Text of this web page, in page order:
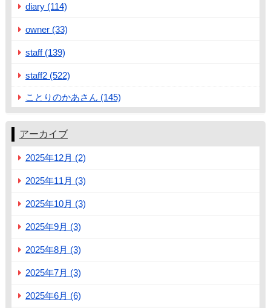
diary (114)
owner (33)
staff (139)
staff2 (522)
ことりのかあさん (145)
アーカイブ
2025年12月 (2)
2025年11月 (3)
2025年10月 (3)
2025年9月 (3)
2025年8月 (3)
2025年7月 (3)
2025年6月 (6)